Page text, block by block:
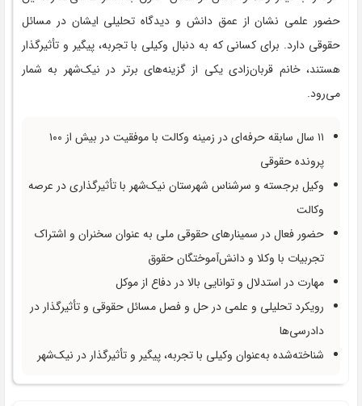
حضور علمی نشان از عمق دانش و دیدگاه تحلیلی ایشان در مسائل
حقوقی دارد. برای کسانی که به دنبال وکیلی با تجربه، پیگیر و تأثیرگذار
هستند، خانم قربان‌زادی یکی از گزینه‌های برتر در نیک‌شهر به شمار
می‌رود.
۱۱ سال سابقه حرفه‌ای در زمینه وکالت با موفقیت در بیش از ۱۰۰
پرونده حقوقی
وکیل برجسته و سرشناس شهرستان نیک‌شهر با تأثیرگذاری در عرصه
وکالت
حضور فعال در سمینارهای حقوقی ملی به عنوان سخنران و اشتراک
تجربیات با وکلا و دانش‌آموختگان حقوق
مهارت در استدلال و توانایی بالا در دفاع از موکل
رویکرد تحلیلی و علمی در حل و فصل مسائل حقوقی و تأثیرگذار در
دادرسی‌ها
شناخته‌شده به‌عنوان وکیلی با تجربه، پیگیر و تأثیرگذار در نیک‌شهر